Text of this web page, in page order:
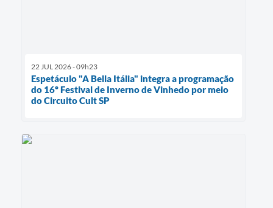
22 JUL 2026 - 09h23
Espetáculo "A Bella Itália" integra a programação
do 16º Festival de Inverno de Vinhedo por meio
do Circuito Cult SP